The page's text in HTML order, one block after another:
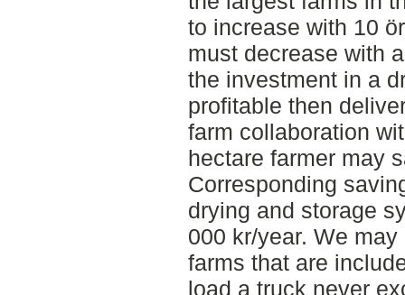
to increase with 10
must decrease with
the investment in a
profitable then
farm collaboration
hectare farmer may
Corresponding
drying and storage
000 kr/year. We
farms that are
load a truck never